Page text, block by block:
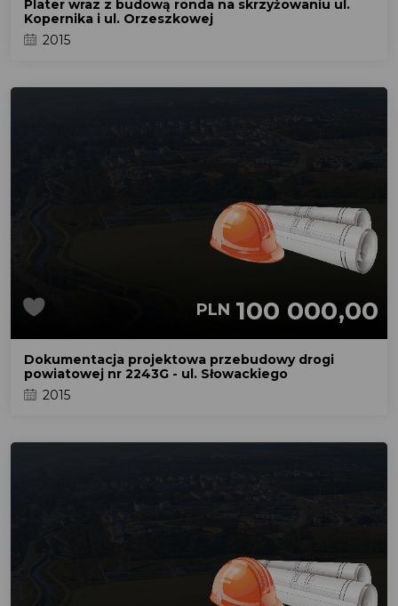
Plater wraz z budową ronda na skrzyżowaniu ul.
Kopernika i ul. Orzeszkowej
2015
PLN 100 000,00
Dokumentacja projektowa przebudowy drogi
powiatowej nr 2243G - ul. Słowackiego
2015